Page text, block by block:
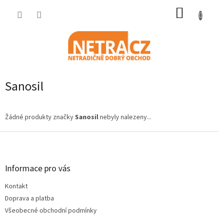
Sanosil
Žádné produkty značkySanosilnebyly nalezeny...
Z
Informace pro vás
Kontakt
Doprava a platba
Všeobecné obchodní podmínky